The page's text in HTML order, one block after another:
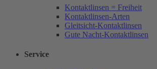
Kontaktlinsen = Freiheit
Kontaktlinsen-Arten
Gleitsicht-Kontaktlinsen
Gute Nacht-Kontaktlinsen
Service